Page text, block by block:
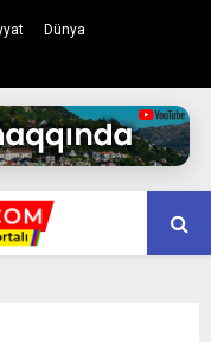
Dünya